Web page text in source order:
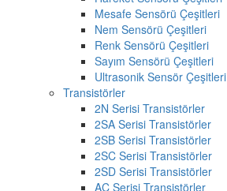
Mesafe Sensörü Çeşitleri
Nem Sensörü Çeşitleri
Renk Sensörü Çeşitleri
Sayım Sensörü Çeşitleri
Ultrasonik Sensör Çeşitleri
Transistörler
2N Serisi Transistörler
2SA Serisi Transistörler
2SB Serisi Transistörler
2SC Serisi Transistörler
2SD Serisi Transistörler
AC Serisi Transistörler